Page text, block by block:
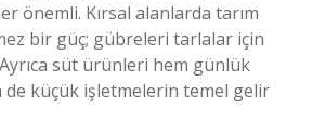
önemli. Kırsal alanlarda tarım
bir güç; gübreleri tarlalar için
süt ürünleri hem günlük
de küçük işletmelerin temel gelir